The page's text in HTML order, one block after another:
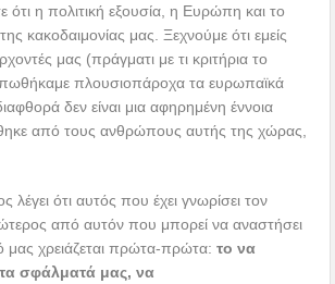
ότι η πολιτική εξουσία, η Ευρώπη και το
της κακοδαιμονίας μας. Ξεχνούμε ότι εμείς
μας (πράγματι με τι κριτήρια το
πλουσιοπάροχα τα ευρωπαϊκά
δεν είναι μια αφηρημένη έννοια
από τους ανθρώπους αυτής της χώρας,
λέγει ότι αυτός που έχει γνωρίσει τον
από αυτόν που μπορεί να αναστήσει
μας χρειάζεται πρώτα-πρώτα:το να
σφάλματά μας, να